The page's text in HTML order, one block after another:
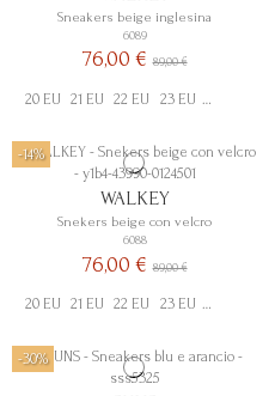
Sneakers beige inglesina
6089
76,00 €89,00 €
20 EU 21 EU 22 EU 23 EU 24 EU
-14%
Snekers beige con velcro
WALKEY
6088
76,00 €89,00 €
20 EU 21 EU 22 EU 23 EU 24 EU
-30%